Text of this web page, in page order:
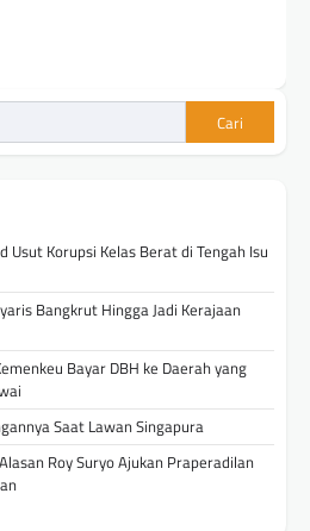
Cari
Usut Korupsi Kelas Berat di Tengah Isu
Bangkrut Hingga Jadi Kerajaan
Bayar DBH ke Daerah yang
Saat Lawan Singapura
Roy Suryo Ajukan Praperadilan